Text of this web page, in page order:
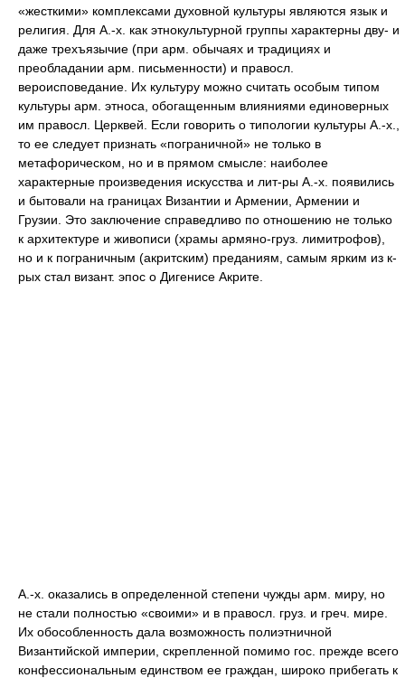
«жесткими» комплексами духовной культуры являются язык и
религия. Для А.-х. как этнокультурной группы характерны дву- и
даже трехъязычие (при арм. обычаях и традициях и
преобладании арм. письменности) и правосл.
вероисповедание. Их культуру можно считать особым типом
культуры арм. этноса, обогащенным влияниями единоверных
им правосл. Церквей. Если говорить о типологии культуры А.-х.,
то ее следует признать «пограничной» не только в
метафорическом, но и в прямом смысле: наиболее
характерные произведения искусства и лит-ры А.-х. появились
и бытовали на границах Византии и Армении, Армении и
Грузии. Это заключение справедливо по отношению не только
к архитектуре и живописи (храмы армяно-груз. лимитрофов),
но и к пограничным (акритским) преданиям, самым ярким из к-
рых стал визант. эпос о Дигенисе Акрите.
А.-х. оказались в определенной степени чужды арм. миру, но
не стали полностью «своими» и в правосл. груз. и греч. мире.
Их обособленность дала возможность полиэтничной
Византийской империи, скрепленной помимо гос. прежде всего
конфессиональным единством ее граждан, широко прибегать к